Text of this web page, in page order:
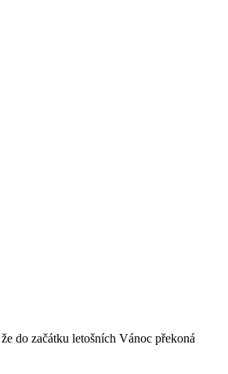
do začátku letošních Vánoc překoná